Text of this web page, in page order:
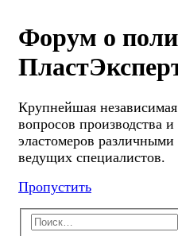
Форум о
Крупнейшая
вопросов производства
эластомеров
ведущих специалистов.
Пропустить